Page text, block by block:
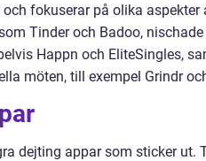
fokuserar på olika
Tinder och Badoo,
Happn och EliteSingles,
möten, till exempel Grindr
dejting appar som sticker ut.